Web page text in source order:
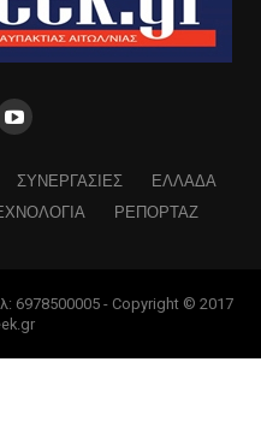
ΣΥΝΕΡΓΑΣΙΕΣ
ΕΛΛΑΔΑ
ΡΕΠΟΡΤΑΖ
6978500005 - Copyright © 2017